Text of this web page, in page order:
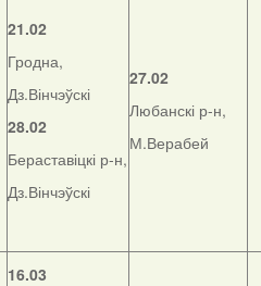
21.02
Гродна,
Дз.Вінчэўскі
28.02
Бераставіцкі р-н,
Дз.Вінчэўскі
27.02
Любанскі р-н,
М.Верабей
16.03